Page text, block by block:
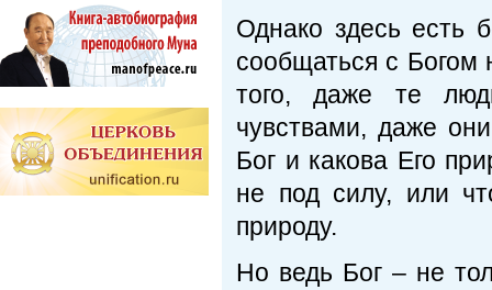
Однако здесь есть
сообщаться с
того, даже те
чувствами, даже
Бог и какова Его
не под силу, или
природу.
Но ведь Бог – не